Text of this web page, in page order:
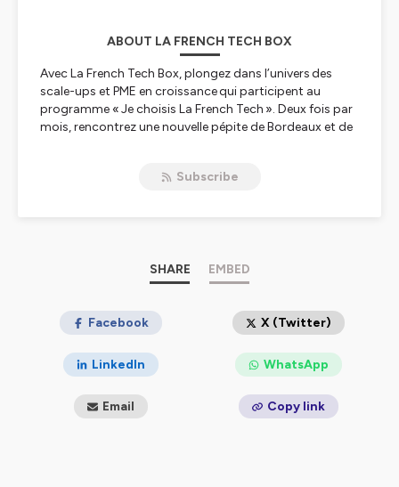
ABOUT LA FRENCH TECH BOX
Avec La French Tech Box, plongez dans l’univers des
scale-ups et PME en croissance qui participent au
programme « Je choisis La French Tech ». Deux fois par
mois, rencontrez une nouvelle pépite de Bordeaux et de
développement, ses résultats, ses problèmes et
pour plus d'informations.
Subscribe
SHARE EMBED
Facebook X (Twitter)
LinkedIn WhatsApp
Email Copy link